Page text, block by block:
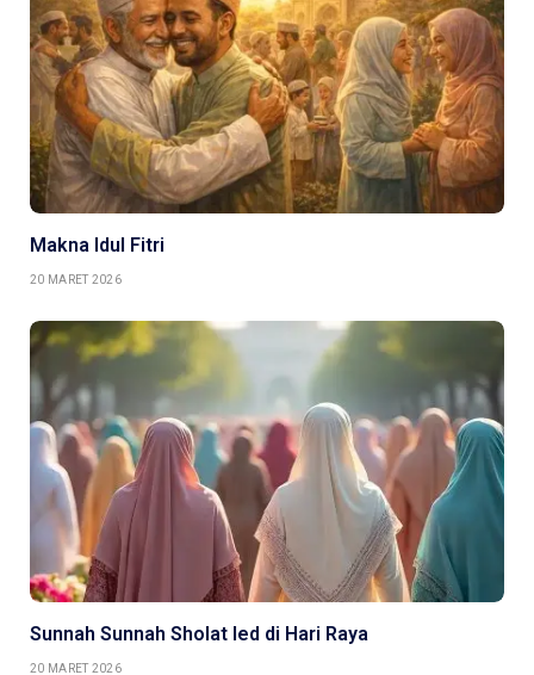
Makna Idul Fitri
20 MARET 2026
Sunnah Sunnah Sholat Ied di Hari Raya
20 MARET 2026